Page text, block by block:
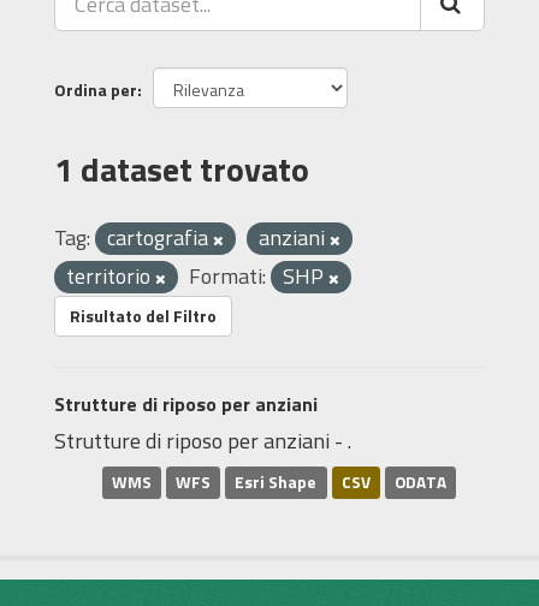
Ordina per
1 dataset trovato
Tag: cartografia
anziani
territorio
Formati: SHP
Risultato del Filtro
Strutture di riposo per anziani
Strutture di riposo per anziani - .
WMS WFS Esri Shape CSV ODATA